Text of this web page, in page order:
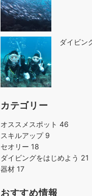
ダイビン
カテゴリー
オススメスポット 46
スキルアップ 9
セオリー 18
ダイビングをはじめよう 21
器材 17
おすすめ情報